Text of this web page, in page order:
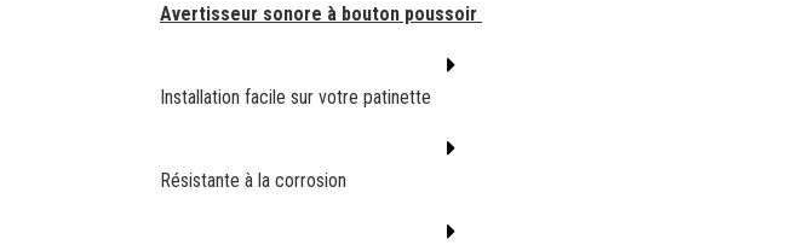
Avertisseur sonore à bouton poussoir
Installation facile sur votre patinette
Résistante à la corrosion